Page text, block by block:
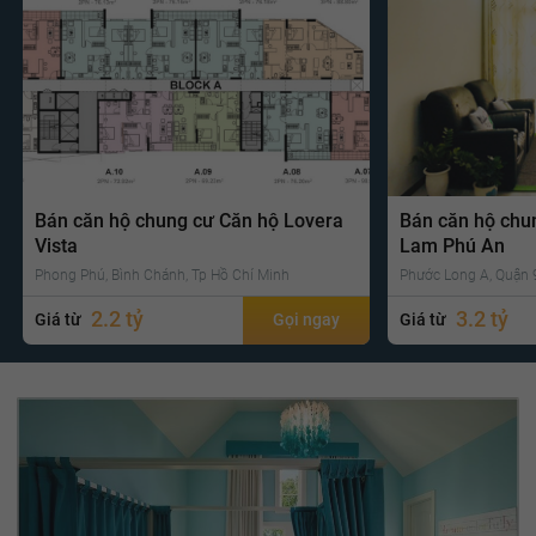
Bán căn hộ chung cư Căn hộ Lovera
Vista
Phong Phú, Bình Chánh, Tp Hồ Chí Minh
Giá từ 2.2 tỷ Gọi ngay
Bán căn hộ
Lam Phú An
Phước Long A, Quận
Giá từ 3.2 tỷ